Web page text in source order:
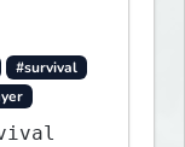
#survival